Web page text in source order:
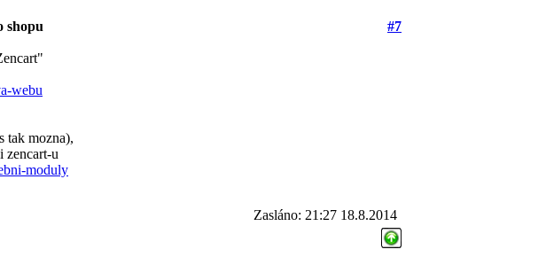
shopu
#7
webu
tak mozna),
zencart-u
moduly
Zasláno: 21:27 18.8.2014